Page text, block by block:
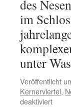
des
im
unter
Veröffentlicht
Kernerviertel,
deaktiviert